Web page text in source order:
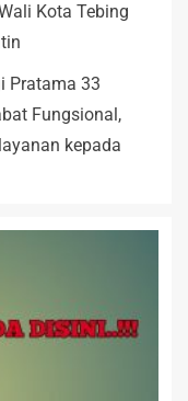
Kota Tebing
Pratama 33
Fungsional,
kepada